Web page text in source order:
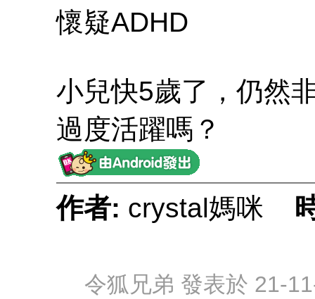
懷疑ADHD
小兒快5歲了，仍然
過度活躍嗎？
作者: crystal媽咪
令狐兄弟 發表於 21-